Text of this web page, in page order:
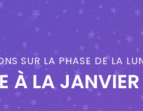
SUR LA PHASE DE LA
À LA